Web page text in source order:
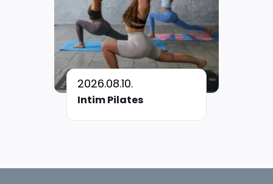
2026.08.10.
Intim Pilates